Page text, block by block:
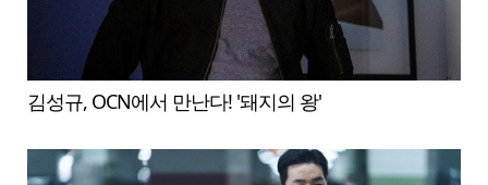
김성규, OCN에서 만난다! '돼지의 왕'